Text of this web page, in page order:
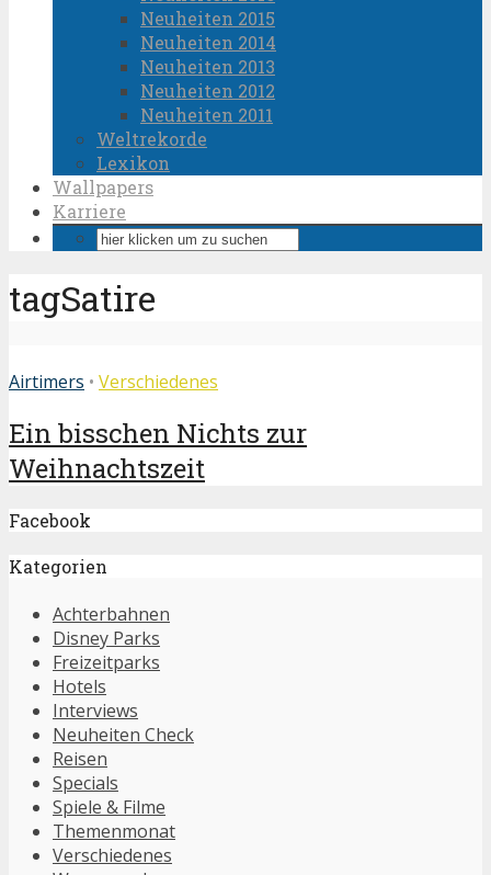
Neuheiten 2015
Neuheiten 2014
Neuheiten 2013
Neuheiten 2012
Neuheiten 2011
Weltrekorde
Lexikon
Wallpapers
Karriere
tagSatire
Airtimers • Verschiedenes
Ein bisschen Nichts zur
Weihnachtszeit
Facebook
Kategorien
Achterbahnen
Disney Parks
Freizeitparks
Hotels
Interviews
Neuheiten Check
Reisen
Specials
Spiele & Filme
Themenmonat
Verschiedenes